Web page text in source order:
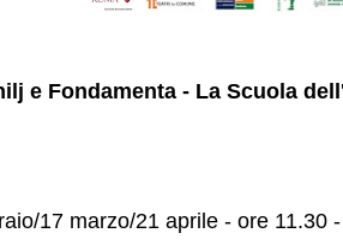
e Fondamenta - La Scuola
17 marzo/21 aprile - ore 11.30